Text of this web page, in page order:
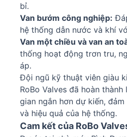
bỉ.
Van bướm công nghiệp:
hệ thống dẫn nước và khí
Van một chiều và van an
thống hoạt động trơn tru,
áp.
Đội ngũ kỹ thuật viên giàu
RoBo Valves đã hoàn
gian ngắn hơn dự kiến,
và hiệu quả của hệ thống.
Cam kết của RoBo